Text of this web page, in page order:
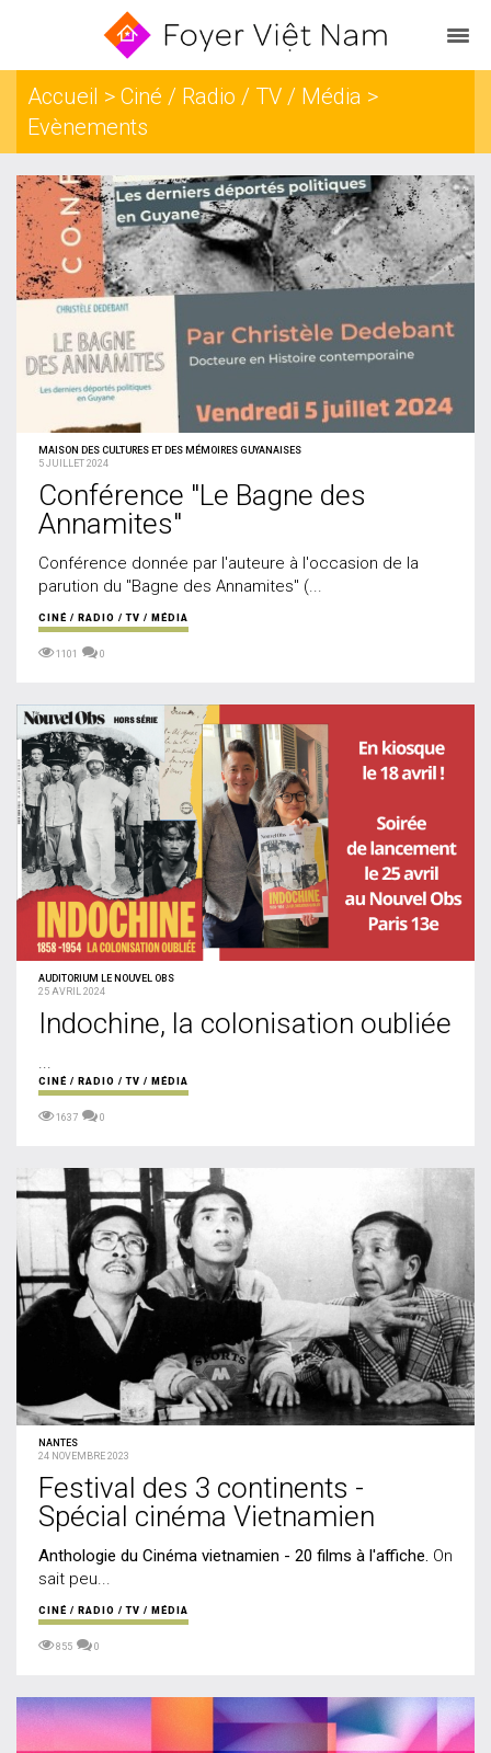
Accueil > Ciné / Radio / TV / Média >
Evènements
MAISON DES CULTURES ET DES MÉMOIRES GUYANAISES
5 JUILLET 2024
Conférence "Le Bagne des
Annamites"
Conférence donnée par l'auteure à l'occasion de la
parution du "Bagne des Annamites" (...
CINÉ / RADIO / TV / MÉDIA
1101 0
AUDITORIUM LE NOUVEL OBS
25 AVRIL 2024
Indochine, la colonisation oubliée
...
CINÉ / RADIO / TV / MÉDIA
1637 0
NANTES
24 NOVEMBRE 2023
Festival des 3 continents -
Spécial cinéma Vietnamien
Anthologie du Cinéma vietnamien - 20 films à l'affiche. On
sait peu...
CINÉ / RADIO / TV / MÉDIA
855 0